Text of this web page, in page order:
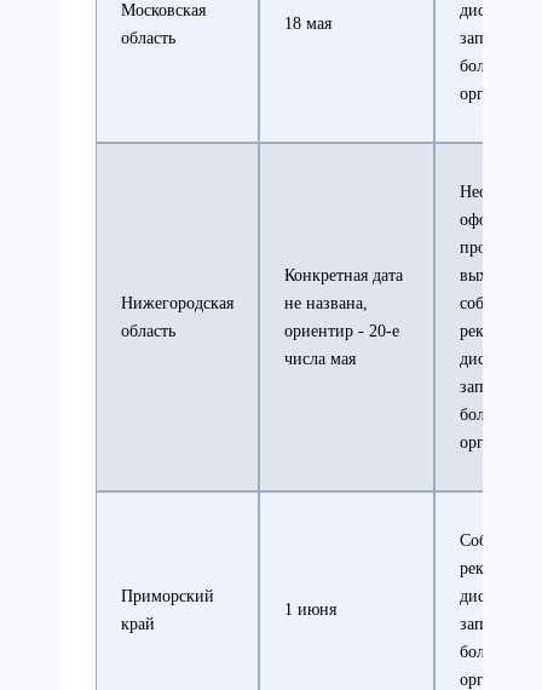
Московская
область
18 мая
дистанции,
запрет на
большей
Нижегородская
область
Конкретная дата
не названа,
ориентир - 20-е
числа мая
пропусков
выхода из
дистанции,
запрет на
большей
Приморский
край
1 июня
дистанции,
запрет на
большей